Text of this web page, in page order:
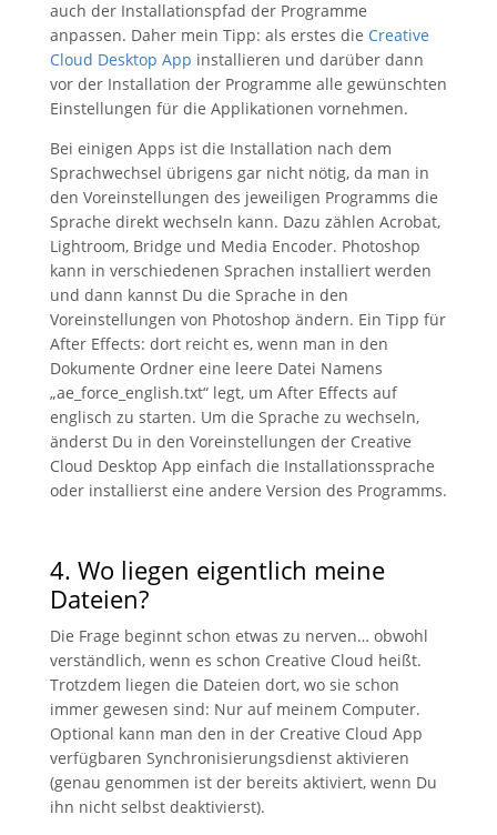
auch der Installationspfad der Programme
anpassen. Daher mein Tipp: als erstes die Creative
Cloud Desktop App installieren und darüber dann
vor der Installation der Programme alle gewünschten
Einstellungen für die Applikationen vornehmen.
Bei einigen Apps ist die Installation nach dem
Sprachwechsel übrigens gar nicht nötig, da man in
den Voreinstellungen des jeweiligen Programms die
Sprache direkt wechseln kann. Dazu zählen Acrobat,
Lightroom, Bridge und Media Encoder. Photoshop
kann in verschiedenen Sprachen installiert werden
und dann kannst Du die Sprache in den
Voreinstellungen von Photoshop ändern. Ein Tipp für
After Effects: dort reicht es, wenn man in den
Dokumente Ordner eine leere Datei Namens
„ae_force_english.txt“ legt, um After Effects auf
englisch zu starten. Um die Sprache zu wechseln,
änderst Du in den Voreinstellungen der Creative
Cloud Desktop App einfach die Installationssprache
oder installierst eine andere Version des Programms.
4. Wo liegen eigentlich meine
Dateien?
Die Frage beginnt schon etwas zu nerven… obwohl
verständlich, wenn es schon Creative Cloud heißt.
Trotzdem liegen die Dateien dort, wo sie schon
immer gewesen sind: Nur auf meinem Computer.
Optional kann man den in der Creative Cloud App
verfügbaren Synchronisierungsdienst aktivieren
(genau genommen ist der bereits aktiviert, wenn Du
ihn nicht selbst deaktivierst).